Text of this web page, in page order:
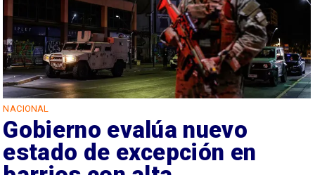
NACIONAL
Gobierno evalúa nuevo
estado de excepción en